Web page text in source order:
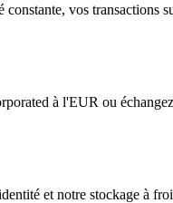
vos transactions
à l'EUR ou
et notre stockage à